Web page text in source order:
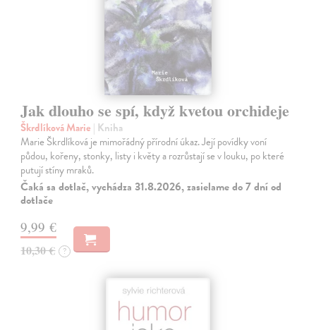
Jak dlouho se spí, když kvetou orchideje
Škrdlíková Marie | Kniha
Marie Škrdlíková je mimořádný přírodní úkaz. Její povídky voní
půdou, kořeny, stonky, listy i květy a rozrůstají se v louku, po které
putují stíny mraků.
Čaká sa dotlač, vychádza 31.8.2026, zasielame do 7 dní od
dotlače
9,99 €
10,30 € ?